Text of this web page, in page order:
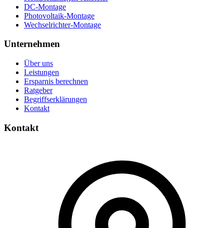
DC-Montage
Photovoltaik-Montage
Wechselrichter-Montage
Unternehmen
Über uns
Leistungen
Ersparnis berechnen
Ratgeber
Begriffserklärungen
Kontakt
Kontakt